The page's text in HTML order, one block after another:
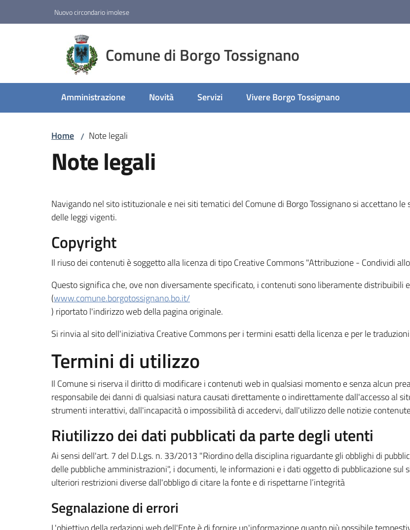
Nuovo circondario imolese
Comune di Borgo Tossignano
Amministrazione Novità Servizi Vivere Borgo Tossignano
Home / Note legali
Note legali
Navigando nel sito istituzionale e nei siti tematici del Comune di Borgo Tossignano si accettano
delle leggi vigenti.
Copyright
Il riuso dei contenuti è soggetto alla licenza di tipo Creative Commons "Attribuzione - Condividi
Questo significa che, ove non diversamente specificato, i contenuti sono liberamente
(www.comune.borgotossignano.bo.it/
) riportato l'indirizzo web della pagina originale.
Si rinvia al sito dell'iniziativa Creative Commons per i termini esatti della licenza e per le
Termini di utilizzo
Il Comune si riserva il diritto di modificare i contenuti web in qualsiasi momento e senza alcun
responsabile dei danni di qualsiasi natura causati direttamente o indirettamente dall'accesso al
strumenti interattivi, dall'incapacità o impossibilità di accedervi, dall'utilizzo delle notizie
Riutilizzo dei dati pubblicati da parte degli utenti
Ai sensi dell'art. 7 del D.Lgs. n. 33/2013 "Riordino della disciplina riguardante gli obblighi di
delle pubbliche amministrazioni", i documenti, le informazioni e i dati oggetto di pubblicazione
ulteriori restrizioni diverse dall'obbligo di citare la fonte e di rispettarne l’integrità
Segnalazione di errori